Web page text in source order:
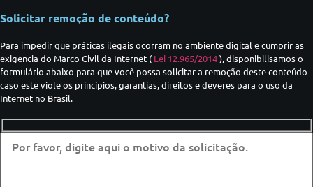
Solicitar remoção de conteúdo?
Para impedir que práticas ilegais ocorram no ambiente digital e cumprir as
exigencia do Marco Civil da Internet ( Lei 12.965/2014), disponibilisamos o
formulário abaixo para que você possa solicitar a remoção deste conteúdo
caso este viole os princípios, garantias, direitos e deveres para o uso da
Internet no Brasil.